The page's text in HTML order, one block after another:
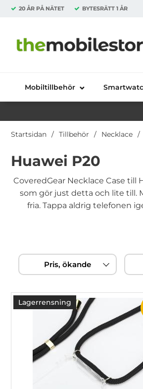
20 ÅR PÅ NÄTET BYTESRÄTT 1 ÅR
Startsidan för
Mobiltillbehör
Startsidan Tillbehör Necklace
Huawei P20
CoveredGear Necklace Case
som gör just detta och lite till.
fria. Tappa aldrig telefonen
över
filtersektionen
Filtrera & sortera
Pris, ökande
produktlista
Lagerrensning